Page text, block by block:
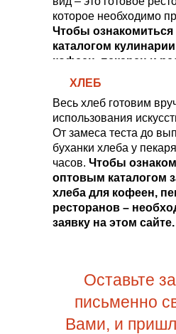
которое необходимо
Чтобы
каталогом
кофеен, пекарен и
необходимо
этом сайте. Мы
доставкой поСанкт-
Ленинградской
ХЛЕБ
Весь хлеб готовим
использования
От замеса теста до
буханки хлеба у
часов. Чтобы
оптовым каталогом
хлеба для кофеен,
ресторанов –
заявку на этом сайте.
Оставьте
письменно
Вами, и